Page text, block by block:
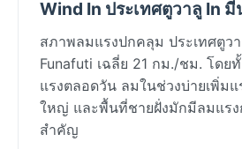
Wind In ประเทศตูวาลู In
สภาพลมแรงปกคลุม ประเทศตูว
Funafuti เฉลี่ย 21 กม./ชม. โดย
แรงตลอดวัน ลมในช่วงบ่ายเพิ่ม
ใหญ่ และพื้นที่ชายฝั่งมักมีลมแรง
สำคัญ